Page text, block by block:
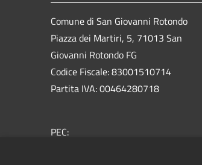
Comune di San Giovanni Rotondo
Piazza dei Martiri, 5, 71013 San
Giovanni Rotondo FG
Codice Fiscale: 83001510714
Partita IVA: 00464280718
PEC: